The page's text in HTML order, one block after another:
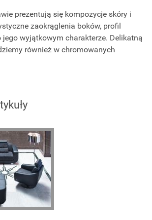
prezentują się kompozycje skóry i
zaokrąglenia boków, profil
wyjątkowym charakterze. Delikatną
również w chromowanych